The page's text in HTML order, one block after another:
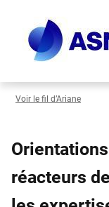
contenu
principal
Voir le fil d’Ariane
réacteurs